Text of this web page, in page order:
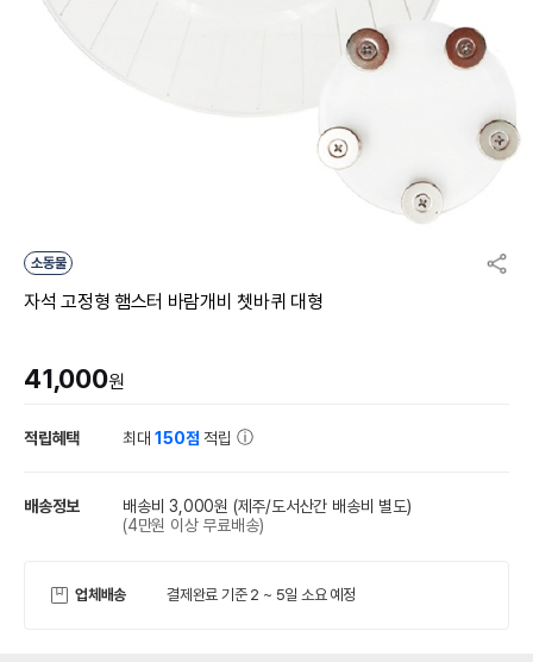
소동물
자석 고정형 햄스터 바람개비 쳇바퀴 대형
41,000원
적립혜택 최대150점 적립
배송정보 배송비 3,000원 (제주/도서산간 배송비 별도)
(4만원 이상 무료배송)
업체배송 결제완료 기준 2 ~ 5일 소요 예정